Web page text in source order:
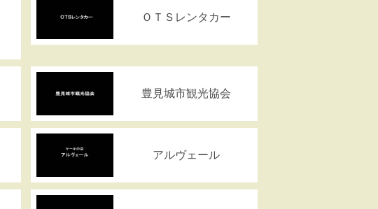
ＯＴＳレンタカー
豊見城市観光協会
アルヴェール